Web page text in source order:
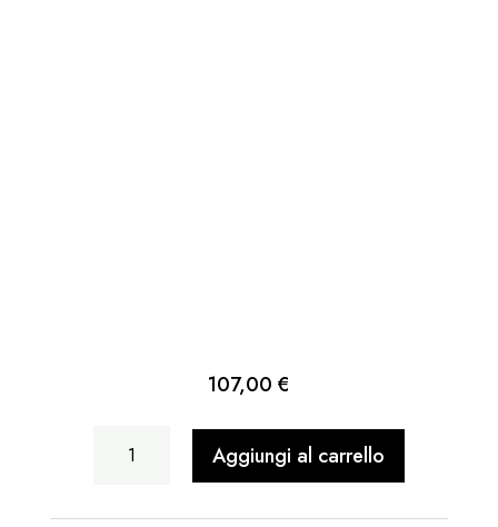
107,00€
quantità
Aggiungi al carrello